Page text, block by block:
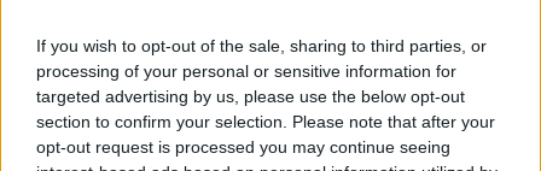
If you wish to opt-out of the sale, sharing to third parties, or
processing of your personal or sensitive information for
targeted advertising by us, please use the below opt-out
section to confirm your selection. Please note that after your
opt-out request is processed you may continue seeing
Notizie in tempo reale?
Entra nel canale telegram di